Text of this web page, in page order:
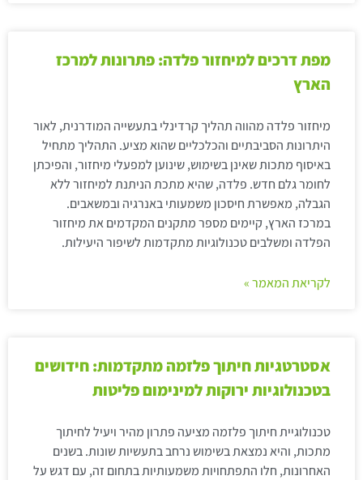
מפת דרכים למיחזור פלדה: פתרונות למרכז
הארץ
מיחזור פלדה מהווה תהליך קרדינלי בתעשייה המודרנית, לאור
היתרונות הסביבתיים והכלכליים שהוא מציע. התהליך מתחיל
באיסוף מתכות שאינן בשימוש, שינוען למפעלי מיחזור, והפיכתן
לחומר גלם חדש. פלדה, שהיא מתכת הניתנת למיחזור ללא
הגבלה, מאפשרת חיסכון משמעותי באנרגיה ובמשאבים.
במרכז הארץ, קיימים מספר מתקנים המקדמים את מיחזור
הפלדה ומשלבים טכנולוגיות מתקדמות לשיפור היעילות.
לקריאת המאמר »
אסטרטגיות חיתוך פלזמה מתקדמות: חידושים
בטכנולוגיות ירוקות למינימום פליטות
טכנולוגיית חיתוך פלזמה מציעה פתרון מהיר ויעיל לחיתוך
מתכות, והיא נמצאת בשימוש נרחב בתעשיות שונות. בשנים
האחרונות, חלו התפתחויות משמעותיות בתחום זה, עם דגש על